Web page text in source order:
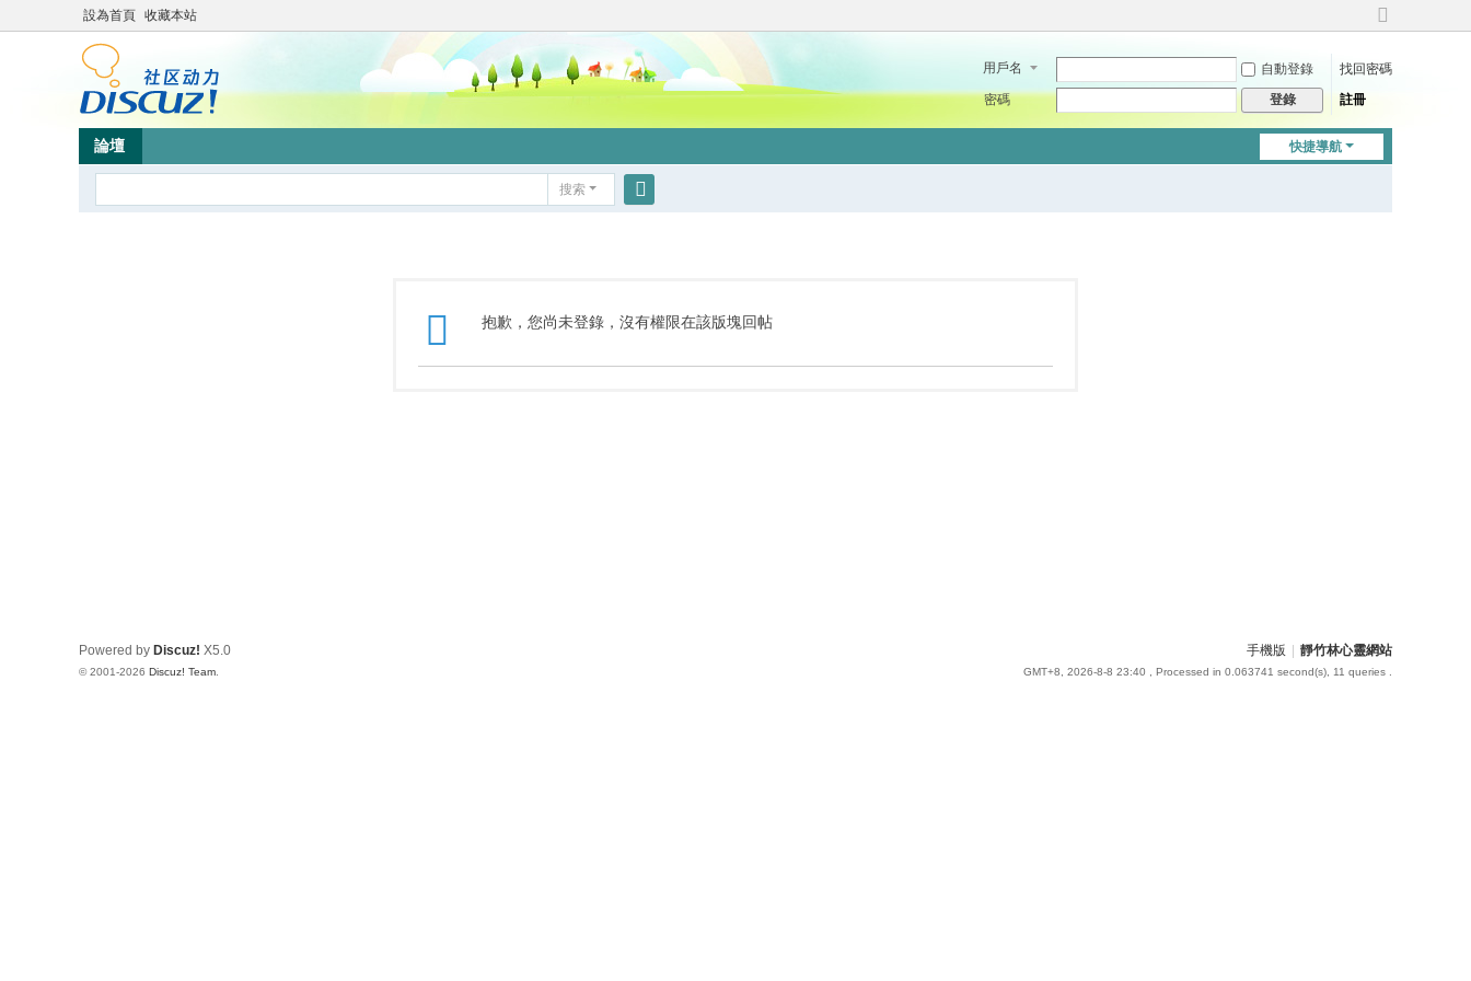
設為首頁 收藏本站
切
到
用戶名 自動登錄
找回密碼
密碼
登錄 註冊
快捷導航
論壇
搜索
抱歉，您尚未登錄，沒有權限在該版塊回帖
手機版 靜竹林心靈網站
GMT+8, 2026-8-8 23:40 , Processed in 0.063741 second(s), 11 queries .
Powered by Discuz! X5.0
© 2001-2026 Discuz! Team